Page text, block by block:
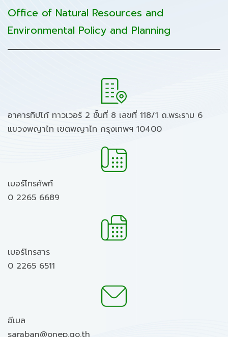
Office of Natural Resources and
Environmental Policy and Planning
อาคารทิปโก้ ทาวเวอร์ 2 ชั้นที่ 8 เลขที่ 118/1 ถ.พระราม 6
แขวงพญาไท เขตพญาไท กรุงเทพฯ 10400
เบอร์โทรศัพท์
0 2265 6689
เบอร์โทรสาร
0 2265 6511
อีเมล
saraban@onep.go.th